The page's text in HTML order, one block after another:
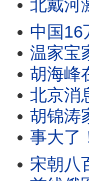
北戴河激战正酣！习
中国16万出国中介都有
温家宝家族也出事？北京
胡海峰在胡锦涛的“接班梯
北京消息：韩红被约谈？
胡锦涛家庭食物中毒？
事大了！中共军方科学
宋朝八百年？明朝统